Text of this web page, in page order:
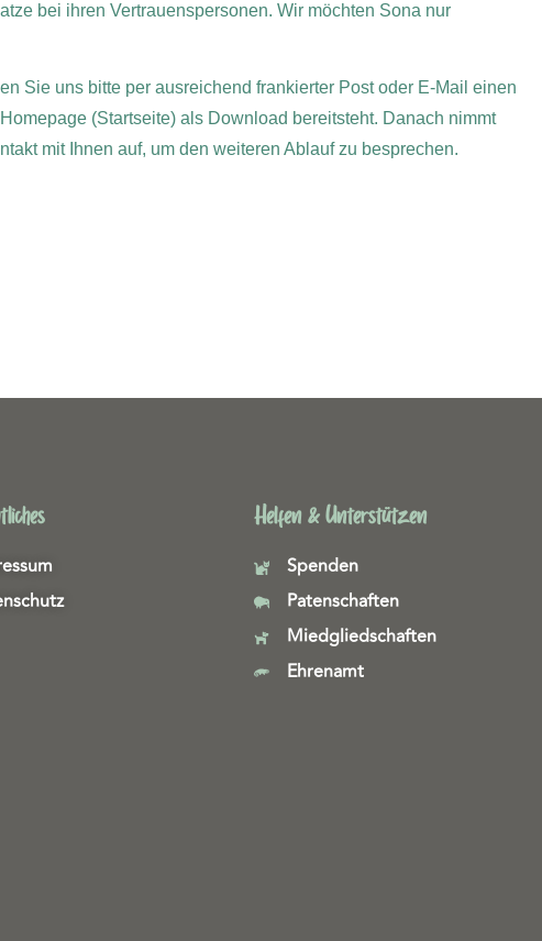
bei ihren Vertrauenspersonen. Wir möchten Sona nur
Sie uns bitte per ausreichend frankierter Post oder E-Mail einen
(Startseite) als Download bereitsteht. Danach nimmt
mit Ihnen auf, um den weiteren Ablauf zu besprechen.
Helfen & Unterstützen
Spenden
Patenschaften
Miedgliedschaften
Ehrenamt